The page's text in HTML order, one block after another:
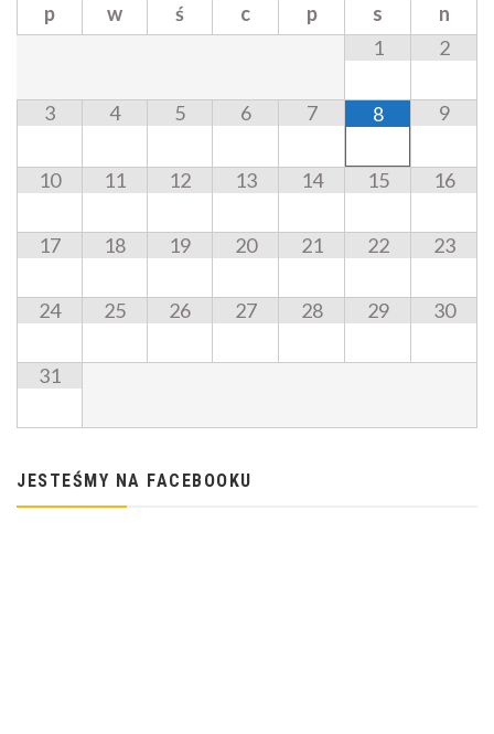
p w ś c p s
n
1
2
3 4 5 6 7 8 9
10 11 12 13 14 15 16
17 18 19 20 21 22 23
24 25 26 27 28 29 30
31
JESTEŚMY NA FACEBOOKU